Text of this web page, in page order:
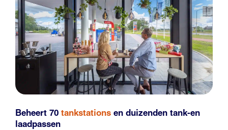
Beheert 70 tankstations en duizenden tank-en
laadpassen